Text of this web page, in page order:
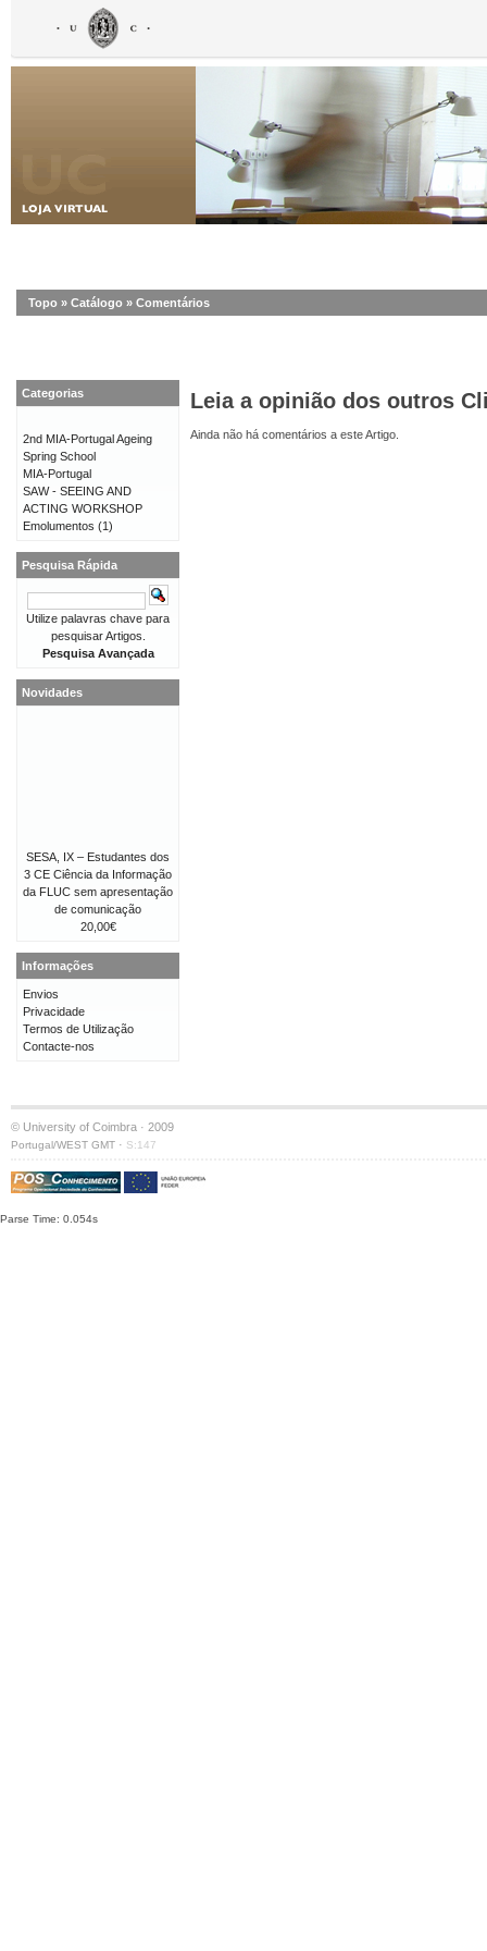
Topo » Catálogo » Comentários
Leia a opinião dos outros
Ainda não há comentários a este Artigo.
Categorias
2nd MIA-Portugal Ageing
Spring School
MIA-Portugal
SAW - SEEING AND
ACTING WORKSHOP
Emolumentos (1)
Pesquisa Rápida
Utilize palavras chave para
pesquisar Artigos.
Pesquisa Avançada
Novidades
SESA, IX – Estudantes dos
3 CE Ciência da Informação
da FLUC sem apresentação
de comunicação
20,00€
Informações
Envios
Privacidade
Termos de Utilização
Contacte-nos
© University of Coimbra · 2009
Portugal/WEST GMT · S:147
Parse Time: 0.054s